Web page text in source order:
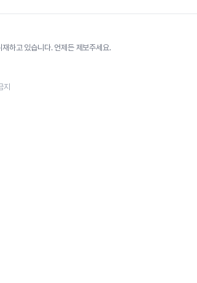
재하고 있습니다. 언제든 제보주세요.